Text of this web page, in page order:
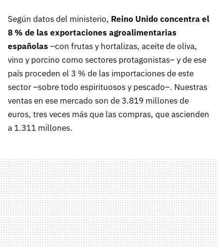
Según datos del ministerio, Reino Unido concentra el
8 % de las exportaciones agroalimentarias
españolas –con frutas y hortalizas, aceite de oliva,
vino y porcino como sectores protagonistas– y de ese
país proceden el 3 % de las importaciones de este
sector –sobre todo espirituosos y pescado–. Nuestras
ventas en ese mercado son de 3.819 millones de
euros, tres veces más que las compras, que ascienden
a 1.311 millones.